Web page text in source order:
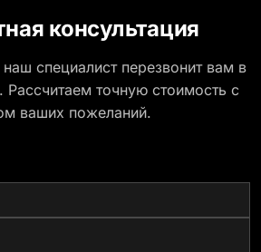
консультация
наш специалист перезвонит вам в
Рассчитаем точную стоимость с
ваших пожеланий.